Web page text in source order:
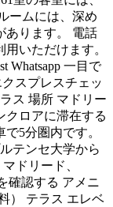
ームには、深め
あります。 電話
いただけます。
Whatsapp 一目で
スプレスチェッ
ス 場所 マドリー
クロアに滞在する
5分圏内です。
テンセ大学から
ドリード、
確認する アメニ
） テラス エレベ